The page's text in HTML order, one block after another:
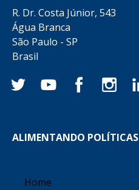
R. Dr. Costa Júnior, 543
Água Branca
São Paulo - SP
Brasil
ALIMENTANDO POLÍTICAS
Home